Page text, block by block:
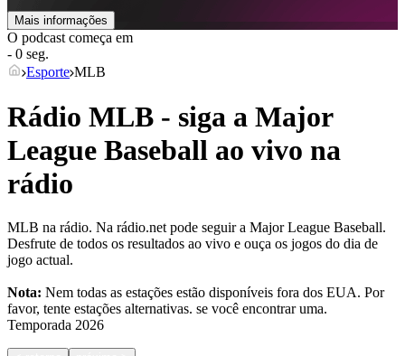
Mais informações
O podcast começa em
- 0 seg.
Esporte MLB
Rádio MLB - siga a Major
League Baseball ao vivo na
rádio
MLB na rádio. Na rádio.net pode seguir a Major League Baseball.
Desfrute de todos os resultados ao vivo e ouça os jogos do dia de
jogo actual.
Nota: Nem todas as estações estão disponíveis fora dos EUA. Por
favor, tente estações alternativas. se você encontrar uma.
Temporada 2026